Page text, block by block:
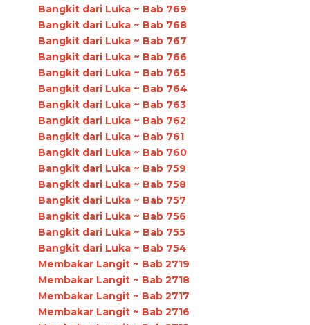
Bangkit dari Luka ~ Bab 769
Bangkit dari Luka ~ Bab 768
Bangkit dari Luka ~ Bab 767
Bangkit dari Luka ~ Bab 766
Bangkit dari Luka ~ Bab 765
Bangkit dari Luka ~ Bab 764
Bangkit dari Luka ~ Bab 763
Bangkit dari Luka ~ Bab 762
Bangkit dari Luka ~ Bab 761
Bangkit dari Luka ~ Bab 760
Bangkit dari Luka ~ Bab 759
Bangkit dari Luka ~ Bab 758
Bangkit dari Luka ~ Bab 757
Bangkit dari Luka ~ Bab 756
Bangkit dari Luka ~ Bab 755
Bangkit dari Luka ~ Bab 754
Membakar Langit ~ Bab 2719
Membakar Langit ~ Bab 2718
Membakar Langit ~ Bab 2717
Membakar Langit ~ Bab 2716